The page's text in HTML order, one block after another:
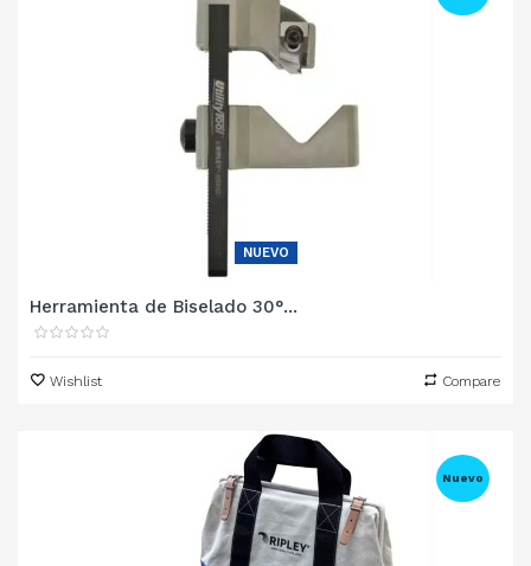
NUEVO
Herramienta de Biselado 30°...
Wishlist Compare
Nuevo